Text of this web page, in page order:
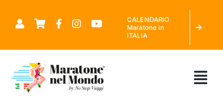
CALENDARIO
Maratone in
ITALIA